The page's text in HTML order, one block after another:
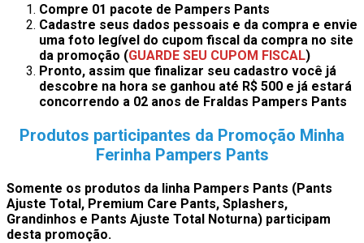
Compre 01 pacote de Pampers Pants
Cadastre seus dados pessoais e da compra e envie
uma foto legível do cupom fiscal da compra no site
da promoção (GUARDE SEU CUPOM FISCAL)
Pronto, assim que finalizar seu cadastro você já
descobre na hora se ganhou até R$ 500 e já estará
concorrendo a 02 anos de Fraldas Pampers Pants
Produtos participantes da Promoção Minha
Ferinha Pampers Pants
Somente os produtos da linha Pampers Pants (Pants
Ajuste Total, Premium Care Pants, Splashers,
Grandinhos e Pants Ajuste Total Noturna) participam
desta promoção.